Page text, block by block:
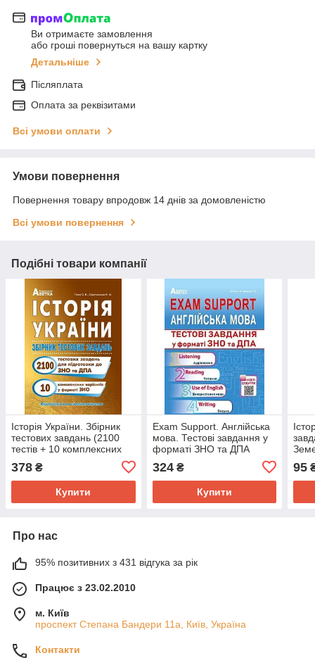
Ви отримаєте замовлення
або гроші повернуться на вашу картку
Детальніше
Післяплата
Оплата за реквізитами
Всі умови оплати
Умови повернення
Повернення товару впродовж 14 днів за домовленістю
Всі умови повернення
Подібні товари компанії
Історія України. Збірник
тестових завдань (2100
тестів + 10 комплексних
378 ₴
Купити
Exam Support. Англійська
мова. Тестові завдання у
форматі ЗНО та ДПА
324₴
Купити
95
Про нас
95% позитивних з 431 відгука за рік
Працює з 23.02.2010
м. Київ
проспект Степана Бандери 11а, Київ, Україна
Контакти